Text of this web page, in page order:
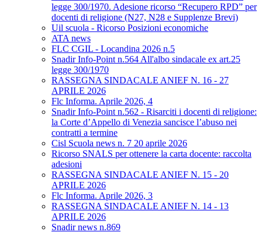
legge 300/1970. Adesione ricorso “Recupero RPD” per
docenti di religione (N27, N28 e Supplenze Brevi)
Uil scuola - Ricorso Posizioni economiche
ATA news
FLC CGIL - Locandina 2026 n.5
Snadir Info-Point n.564 All'albo sindacale ex art.25
legge 300/1970
RASSEGNA SINDACALE ANIEF N. 16 - 27
APRILE 2026
Flc Informa. Aprile 2026, 4
Snadir Info-Point n.562 - Risarciti i docenti di religione:
la Corte d’Appello di Venezia sancisce l’abuso nei
contratti a termine
Cisl Scuola news n. 7 20 aprile 2026
Ricorso SNALS per ottenere la carta docente: raccolta
adesioni
RASSEGNA SINDACALE ANIEF N. 15 - 20
APRILE 2026
Flc Informa. Aprile 2026, 3
RASSEGNA SINDACALE ANIEF N. 14 - 13
APRILE 2026
Snadir news n.869